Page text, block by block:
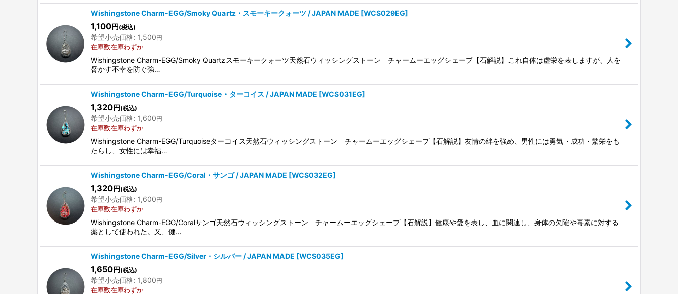
Wishingstone Charm-EGG/Smoky Quartz・スモーキークォーツ / JAPAN MADE [WCS029EG]
1,100円 (税込)
希望小売価格: 1,500円
在庫数在庫わずか
Wishingstone Charm-EGG/Smoky Quartzスモーキークォーツ天然石ウィッシングストーン チャームーエッグシェープ【石解説】これ自体は虚栄を表しますが、人を
脅かす不幸を防ぐ強…
Wishingstone Charm-EGG/Turquoise・ターコイス / JAPAN MADE [WCS031EG]
1,320円 (税込)
希望小売価格: 1,600円
在庫数在庫わずか
Wishingstone Charm-EGG/Turquoiseターコイス天然石ウィッシングストーン チャームーエッグシェープ【石解説】友情の絆を強め、男性には勇気・成功・繁栄をも
たらし、女性には幸福…
Wishingstone Charm-EGG/Coral・サンゴ / JAPAN MADE [WCS032EG]
1,320円 (税込)
希望小売価格: 1,600円
在庫数在庫わずか
Wishingstone Charm-EGG/Coralサンゴ天然石ウィッシングストーン チャームーエッグシェープ【石解説】健康や愛を表し、血に関連し、身体の欠陥や毒素に対する
薬として使われた。又、健…
Wishingstone Charm-EGG/Silver・シルバー / JAPAN MADE [WCS035EG]
1,650円 (税込)
希望小売価格: 1,800円
在庫数在庫わずか